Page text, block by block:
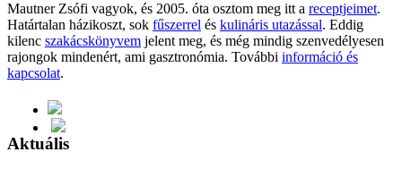
Mautner Zsófi vagyok, és 2005. óta osztom meg itt a receptjeimet.
Határtalan házikoszt, sok fűszerrel és kulináris utazással. Eddig
kilenc szakácskönyvem jelent meg, és még mindig szenvedélyesen
rajongok mindenért, ami gasztronómia. További információ és
kapcsolat.
Aktuális